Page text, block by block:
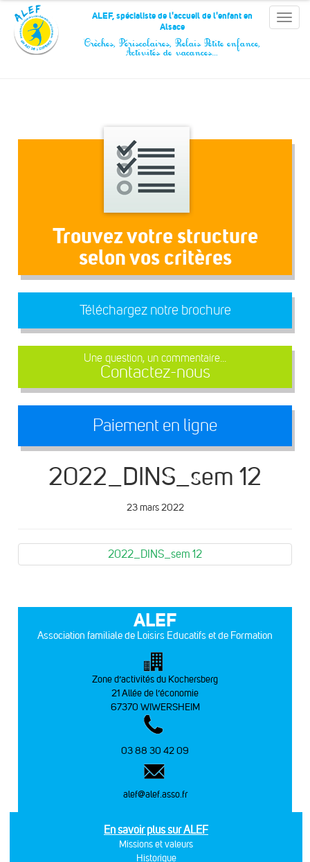
Panneau de gestion des cookies
Toggle
ALEF, spécialiste de l'accueil de l'enfant en
Alsace
Crèches, Périscolaires, Relais Petite enfance,
Activités de vacances…
Trouvez votre structure
selon vos critères
Téléchargez notre brochure
Une question, un commentaire...
Contactez-nous
Paiement en ligne
2022_DINS_sem 12
23 mars 2022
2022_DINS_sem 12
ALEF
Association familiale de Loisirs Educatifs et de Formation
Zone d’activités du Kochersberg
21 Allée de l’économie
67370 WIWERSHEIM
03 88 30 42 09
alef@alef.asso.fr
En savoir plus sur ALEF
Missions et valeurs
Historique